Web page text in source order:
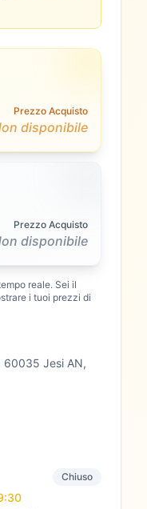
Prezzo Acquisto
disponibile
Prezzo Acquisto
disponibile
reale. Sei il
i tuoi prezzi di
60035 Jesi AN,
Chiuso